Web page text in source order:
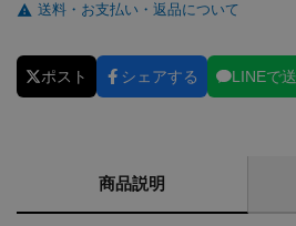
送料・お支払い・返品について
ポスト シェアする LINEで
商品説明